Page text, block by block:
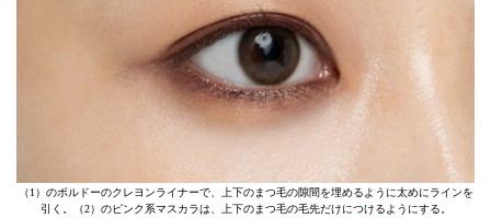
（1）のボルドーのクレヨンライナーで、上下のまつ毛の隙間を埋めるように太めにラインを
引く。（2）のピンク系マスカラは、上下のまつ毛の毛先だけにつけるようにする。